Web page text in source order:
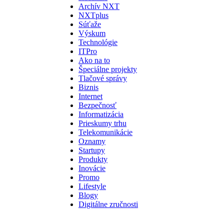
Archív NXT
NXTplus
Súťaže
Výskum
Technológie
ITPro
Ako na to
Špeciálne projekty
Tlačové správy
Biznis
Internet
Bezpečnosť
Informatizácia
Prieskumy trhu
Telekomunikácie
Oznamy
Startupy
Produkty
Inovácie
Promo
Lifestyle
Blogy
Digitálne zručnosti